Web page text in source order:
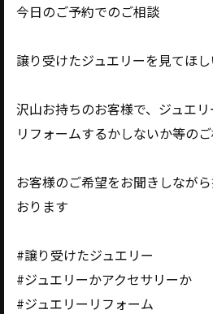
今日のご予約でのご相談
譲り受けたジュエリーを見てほ
沢山お持ちのお客様で、ジュエリ
リフォームするかしないか等の
お客様のご希望をお聞きしなが
おります
#譲り受けたジュエリー
#ジュエリーかアクセサリーか
#ジュエリーリフォーム